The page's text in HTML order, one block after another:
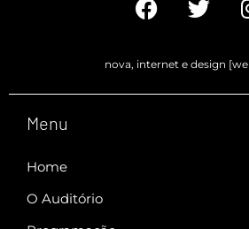
nova, internet e design [we
Menu
Home
O Auditório